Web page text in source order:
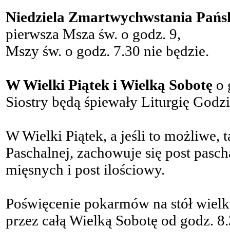
Niedziela Zmartwychwstania
pierwsza Msza św. o godz. 9,
Mszy św. o godz. 7.30 nie będzie.
W Wielki Piątek i Wielką Sobotę o
Siostry będą śpiewały Liturgię
W Wielki Piątek, a jeśli to możliwe,
Paschalnej, zachowuje się post
mięsnych i post ilościowy.
Poświęcenie pokarmów na stół
przez całą Wielką Sobotę od godz.